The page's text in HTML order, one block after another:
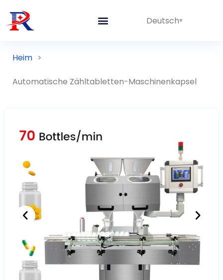
Deutsch
Heim >
Automatische Zähltabletten-Maschinenkapsel